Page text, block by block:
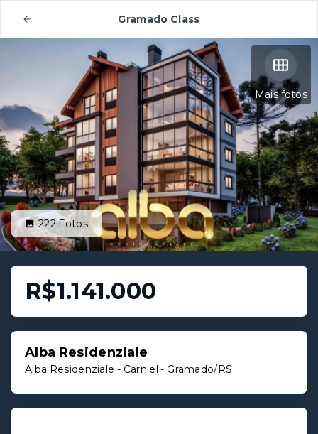
Gramado Class
Mais fotos
222Fotos
R$1.141.000
Alba Residenziale
Alba Residenziale - Carniel - Gramado/RS